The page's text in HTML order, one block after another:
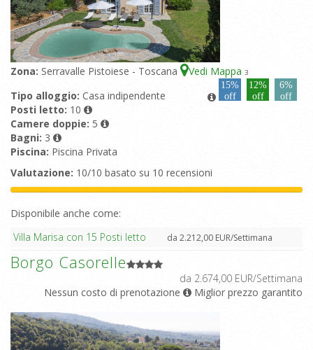
Zona: Serravalle Pistoiese - Toscana Vedi Mappa 3
15%
off
12%
off
6%
off
Tipo alloggio: Casa indipendente
Posti letto: 10
Camere doppie: 5
Bagni: 3
Piscina: Piscina Privata
Valutazione: 10/10 basato su 10 recensioni
Disponibile anche come:
Villa Marisa con 15 Posti letto
da 2.212,00 EUR/Settimana
Borgo Casorelle
da 2.674,00 EUR/Settimana
Nessun costo di prenotazione
Miglior prezzo garantito